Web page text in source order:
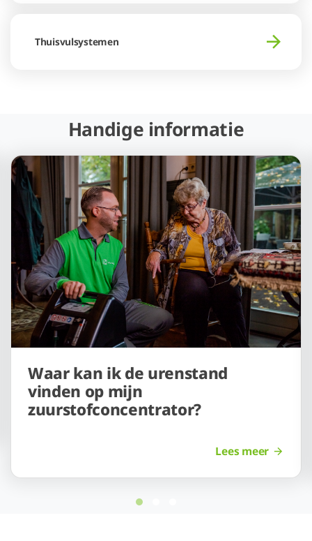
Thuisvulsystemen
Handige informatie
Waar kan ik de urenstand
vinden op mijn
zuurstofconcentrator?
Lees meer